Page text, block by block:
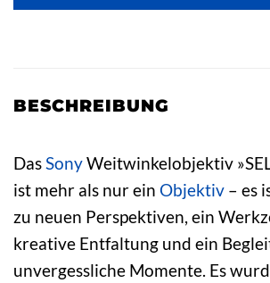
BESCHREIBUNG
DasSonyWeitwinkelobjektiv
ist mehr als nur ein Objektiv – es
zu neuen Perspektiven, ein
kreative Entfaltung und ein
unvergessliche Momente. Es